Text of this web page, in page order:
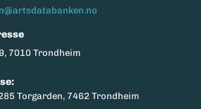
7010 Trondheim
Torgarden, 7462 Trondheim